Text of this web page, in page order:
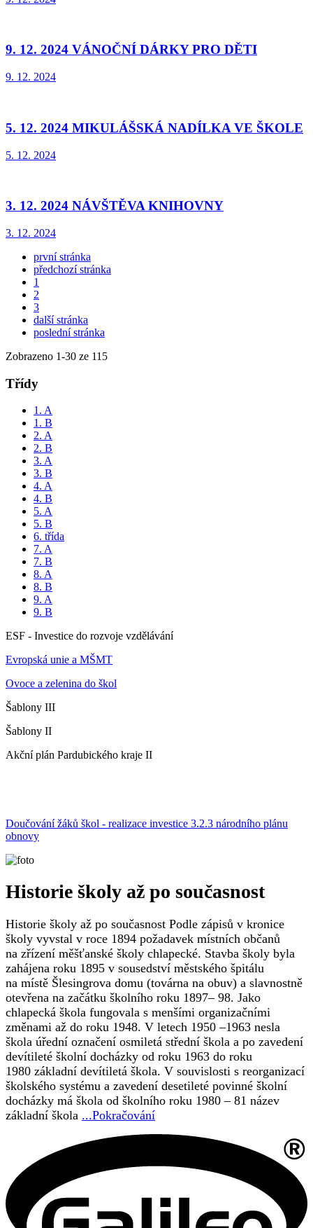
9. 12. 2024 VÁNOČNÍ DÁRKY PRO DĚTI
9. 12. 2024
5. 12. 2024 MIKULÁŠSKÁ NADÍLKA VE ŠKOLE
5. 12. 2024
3. 12. 2024 NÁVŠTĚVA KNIHOVNY
3. 12. 2024
první stránka
předchozí stránka
1
2
3
další stránka
poslední stránka
Zobrazeno 1-30 ze 115
Třídy
1. A
1. B
2. A
2. B
3. A
3. B
4. A
4. B
5. A
5. B
6. třída
7. A
7. B
8. A
8. B
9. A
9. B
ESF - Investice do rozvoje vzdělávání
Evropská unie a MŠMT
Ovoce a zelenina do škol
Šablony III
Šablony II
Akční plán Pardubického kraje II
Doučování žáků škol - realizace investice 3.2.3 národního plánu
obnovy
Historie školy až po současnost
Historie školy až po současnost Podle zápisů v kronice
školy vyvstal v roce 1894 požadavek místních občanů
na zřízení měšťanské školy chlapecké. Stavba školy byla
zahájena roku 1895 v sousedství městského špitálu
na místě Šlesingrova domu (továrna na obuv) a slavnostně
otevřena na začátku školního roku 1897– 98. Jako
chlapecká škola fungovala s menšími organizačními
změnami až do roku 1948. V letech 1950 –1963 nesla
škola úřední označení osmiletá střední škola a po zavedení
devítileté školní docházky od roku 1963 do roku
1980 základní devítiletá škola. V souvislosti s reorganizací
školského systému a zavedení desetileté povinné školní
docházky má škola od školního roku 1980 – 81 název
základní škola ...Pokračování